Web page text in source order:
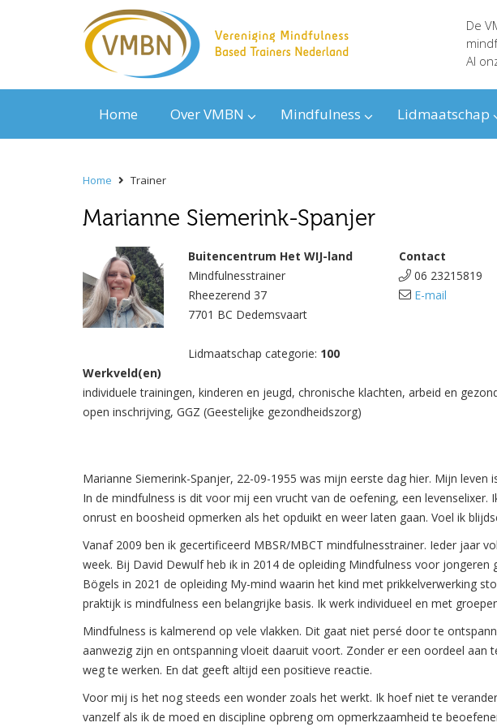
De
Al
Home Over VMBN Mindfulness Lidmaatschap
Home Trainer
Marianne Siemerink-Spanjer
Buitencentrum Het WIJ-land
Mindfulnesstrainer
Rheezerend 37
7701 BC Dedemsvaart
Lidmaatschap categorie: 100
Contact
06 23215819
E-mail
Werkveld(en)
individuele trainingen, kinderen en jeugd, chronische klachten, arbeid en
open inschrijving, GGZ (Geestelijke gezondheidszorg)
Marianne Siemerink-Spanjer, 22-09-1955 was mijn eerste dag hier. Mijn leven
In de mindfulness is dit voor mij een vrucht van de oefening, een levenselixer.
onrust en boosheid opmerken als het opduikt en weer laten gaan. Voel ik
Vanaf 2009 ben ik gecertificeerd MBSR/MBCT mindfulnesstrainer. Ieder jaar
week. Bij David Dewulf heb ik in 2014 de opleiding Mindfulness voor jongeren
Bögels in 2021 de opleiding My-mind waarin het kind met prikkelverwerking
praktijk is mindfulness een belangrijke basis. Ik werk individueel en met
Mindfulness is kalmerend op vele vlakken. Dit gaat niet persé door te
aanwezig zijn en ontspanning vloeit daaruit voort. Zonder er een oordeel aan
weg te werken. En dat geeft altijd een positieve reactie.
Voor mij is het nog steeds een wonder zoals het werkt. Ik hoef niet te
vanzelf als ik de moed en discipline opbreng om opmerkzaamheid te